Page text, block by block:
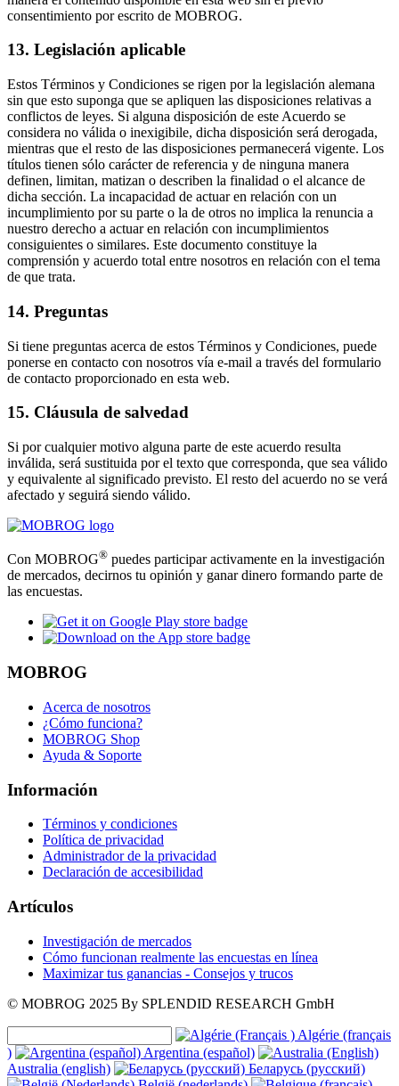
consentimiento por escrito de MOBROG.
13. Legislación aplicable
Estos Términos y Condiciones se rigen por la legislación alemana
sin que esto suponga que se apliquen las disposiciones relativas a
conflictos de leyes. Si alguna disposición de este Acuerdo se
considera no válida o inexigibile, dicha disposición será derogada,
mientras que el resto de las disposiciones permanecerá vigente. Los
títulos tienen sólo carácter de referencia y de ninguna manera
definen, limitan, matizan o describen la finalidad o el alcance de
dicha sección. La incapacidad de actuar en relación con un
incumplimiento por su parte o la de otros no implica la renuncia a
nuestro derecho a actuar en relación con incumplimientos
consiguientes o similares. Este documento constituye la
comprensión y acuerdo total entre nosotros en relación con el tema
de que trata.
14. Preguntas
Si tiene preguntas acerca de estos Términos y Condiciones, puede
ponerse en contacto con nosotros vía e-mail a través del formulario
de contacto proporcionado en esta web.
15. Cláusula de salvedad
Si por cualquier motivo alguna parte de este acuerdo resulta
inválida, será sustituida por el texto que corresponda, que sea válido
y equivalente al significado previsto. El resto del acuerdo no se verá
afectado y seguirá siendo válido.
Con MOBROG® puedes participar activamente en la investigación
de mercados, decirnos tu opinión y ganar dinero formando parte de
las encuestas.
MOBROG
Acerca de nosotros
¿Cómo funciona?
MOBROG Shop
Ayuda & Soporte
Información
Términos y condiciones
Política de privacidad
Administrador de la privacidad
Declaración de accesibilidad
Artículos
Investigación de mercados
Cómo funcionan realmente las encuestas en línea
Maximizar tus ganancias - Consejos y trucos
© MOBROG 2025 By SPLENDID RESEARCH GmbH
Algérie (français
)
Argentina (español)
Australia (english)
Беларусь (русский)